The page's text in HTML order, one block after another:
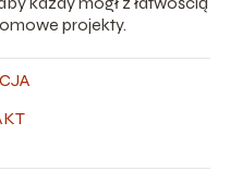
projekty.